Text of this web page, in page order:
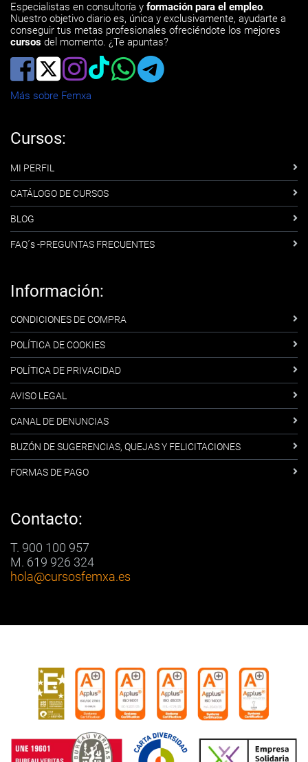
Especialistas en consultoría y formación para el empleo.
Nuestro objetivo diario es, única y exclusivamente, ayudarte a
conseguir tus metas profesionales ofreciéndote los mejores
cursos del momento. ¿Te apuntas?
Más sobre Femxa
Cursos:
MI PERFIL
CATÁLOGO DE CURSOS
BLOG
FAQ´s -PREGUNTAS FRECUENTES
Información:
CONDICIONES DE COMPRA
POLÍTICA DE COOKIES
POLÍTICA DE PRIVACIDAD
AVISO LEGAL
CANAL DE DENUNCIAS
BUZÓN DE SUGERENCIAS, QUEJAS Y FELICITACIONES
FORMAS DE PAGO
Contacto:
T. 900 100 957
M. 619 926 324
hola@cursosfemxa.es